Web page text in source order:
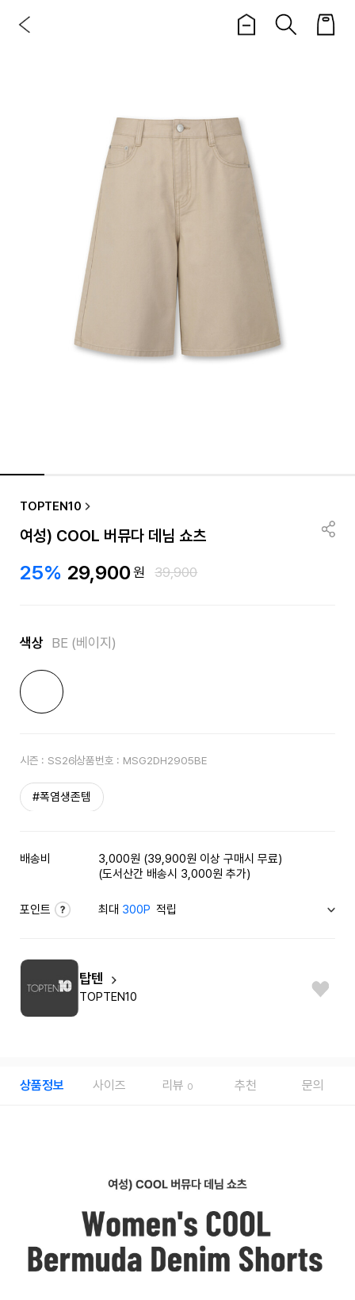
TOPTEN10
여성) COOL 버뮤다 데님 쇼츠
25% 29,900원 39,900
색상 BE (베이지)
시즌 : SS26상품번호 : MSG2DH2905BE
#폭염생존템
배송비
3,000원 (39,900원 이상 구매시 무료)
(도서산간 배송시 3,000원 추가)
포인트 최대 300P 적립
탑텐
TOPTEN10
상품정보 사이즈 리뷰 0 추천 문의